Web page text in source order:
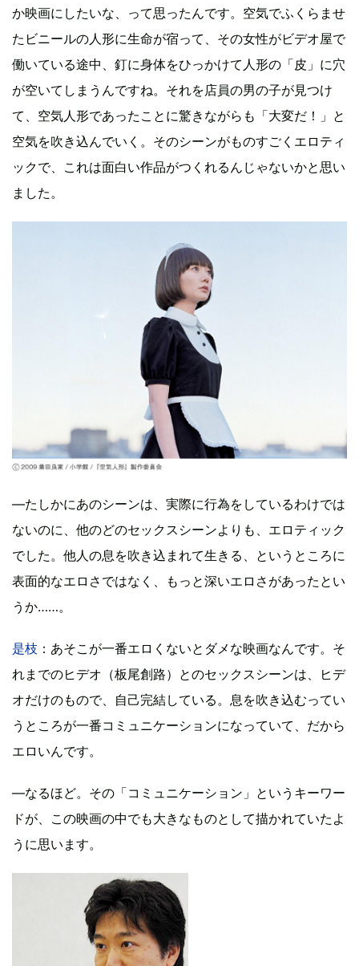
か映画にしたいな、って思ったんです。空気でふくらませ
たビニールの人形に生命が宿って、その女性がビデオ屋で
働いている途中、釘に身体をひっかけて人形の「皮」に穴
が空いてしまうんですね。それを店員の男の子が見つけ
て、空気人形であったことに驚きながらも「大変だ！」と
空気を吹き込んでいく。そのシーンがものすごくエロティ
ックで、これは面白い作品がつくれるんじゃないかと思い
ました。
―たしかにあのシーンは、実際に行為をしているわけでは
ないのに、他のどのセックスシーンよりも、エロティック
でした。他人の息を吹き込まれて生きる、というところに
表面的なエロさではなく、もっと深いエロさがあったとい
うか……。
是枝 ：あそこが一番エロくないとダメな映画なんです。そ
れまでのヒデオ（板尾創路）とのセックスシーンは、ヒデ
オだけのもので、自己完結している。息を吹き込むってい
うところが一番コミュニケーションになっていて、だから
エロいんです。
―なるほど。その「コミュニケーション」というキーワー
ドが、この映画の中でも大きなものとして描かれていたよ
うに思います。